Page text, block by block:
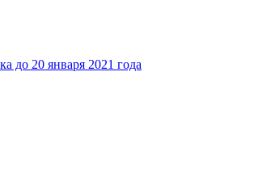
до 20 января 2021 года